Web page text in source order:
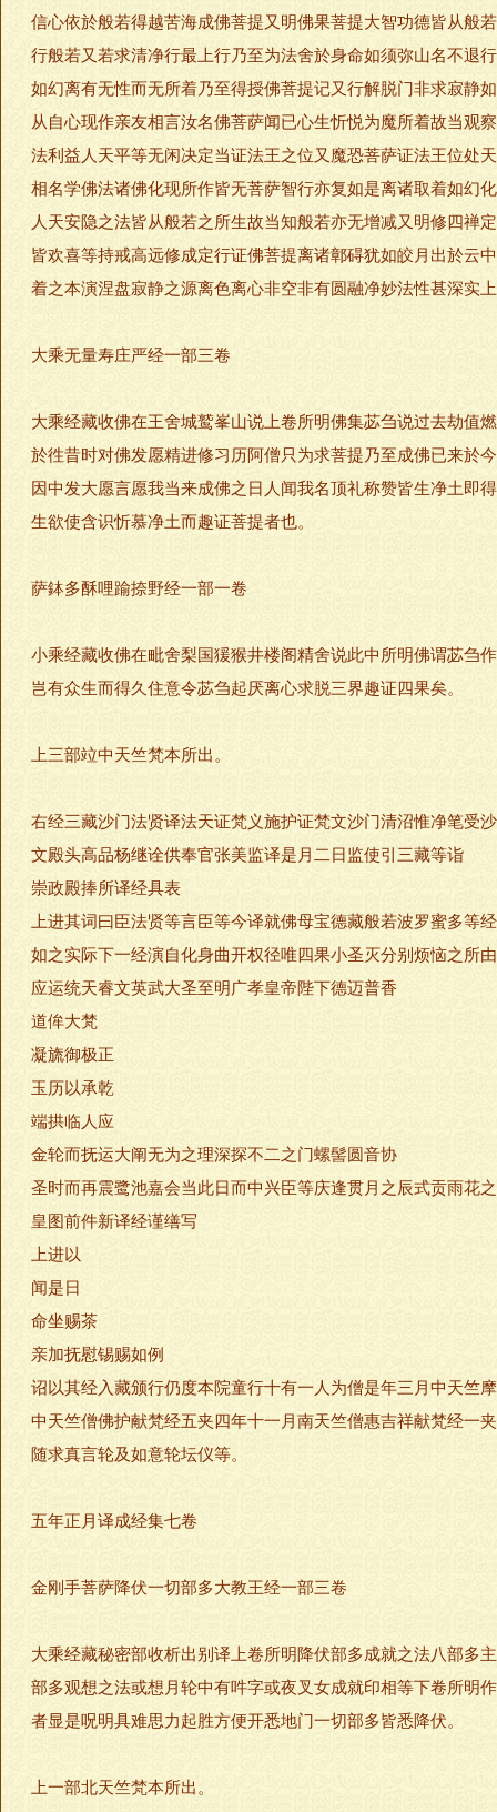
信心依於般若得越苦海成佛菩提又明佛果菩提大智功德皆从般
行般若又若求清净行最上行乃至为法舍於身命如须弥山名不退
如幻离有无性而无所着乃至得授佛菩提记又行解脱门非求寂静
从自心现作亲友相言汝名佛菩萨闻已心生忻悦为魔所着故当观
法利益人天平等无闲决定当证法王之位又魔恐菩萨证法王位处
相名学佛法诸佛化现所作皆无菩萨智行亦复如是离诸取着如幻
人天安隐之法皆从般若之所生故当知般若亦无增减又明修四禅
皆欢喜等持戒高远修成定行证佛菩提离诸鄣碍犹如皎月出於云
着之本演涅盘寂静之源离色离心非空非有圆融净妙法性甚深实
大乘无量寿庄严经一部三卷
大乘经藏收佛在王舍城鹫峯山说上卷所明佛集苾刍说过去劫值
於徃昔时对佛发愿精进修习历阿僧只为求菩提乃至成佛已来於
因中发大愿言愿我当来成佛之日人闻我名顶礼称赞皆生净土即
生欲使含识忻慕净土而趣证菩提者也。
萨鉢多酥哩踰捺野经一部一卷
小乘经藏收佛在毗舍梨国猨猴井楼阁精舍说此中所明佛谓苾刍
岂有众生而得久住意令苾刍起厌离心求脱三界趣证四果矣。
上三部竝中天竺梵本所出。
右经三藏沙门法贤译法天证梵义施护证梵文沙门清沼惟净笔受
文殿头高品杨继诠供奉官张美监译是月二日监使引三藏等诣
崇政殿捧所译经具表
上进其词曰臣法贤等言臣等今译就佛母宝德藏般若波罗蜜多
如之实际下一经演自化身曲开权径唯四果小圣灭分别烦恼之所
应运统天睿文英武大圣至明广孝皇帝陛下德迈普香
道侔大梵
凝旒御极正
玉历以承乾
端拱临人应
金轮而抚运大阐无为之理深探不二之门螺髻圆音协
圣时而再震鹭池嘉会当此日而中兴臣等庆逢贯月之辰式贡雨花
皇图前件新译经谨缮写
上进以
闻是日
命坐赐茶
亲加抚慰锡赐如例
诏以其经入藏颁行仍度本院童行十有一人为僧是年三月中天竺
中天竺僧佛护献梵经五夹四年十一月南天竺僧惠吉祥献梵经
随求真言轮及如意轮坛仪等。
五年正月译成经集七卷
金刚手菩萨降伏一切部多大教王经一部三卷
大乘经藏秘密部收析出别译上卷所明降伏部多成就之法八部多
部多观想之法或想月轮中有吽字或夜叉女成就印相等下卷所明
者显是呪明具难思力起胜方便开悉地门一切部多皆悉降伏。
上一部北天竺梵本所出。